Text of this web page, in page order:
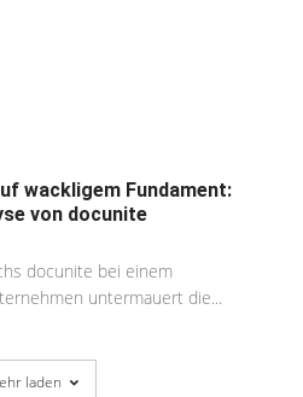
wackligem Fundament:
von docunite
docunite bei einem
untermauert die...
laden